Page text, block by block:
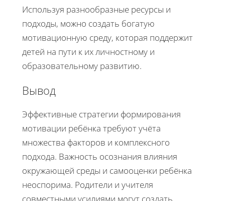
Используя разнообразные ресурсы и
подходы, можно создать богатую
мотивационную среду, которая поддержит
детей на пути к их личностному и
образовательному развитию.
Вывод
Эффективные стратегии формирования
мотивации ребёнка требуют учёта
множества факторов и комплексного
подхода. Важность осознания влияния
окружающей среды и самооценки ребёнка
неоспорима. Родители и учителя